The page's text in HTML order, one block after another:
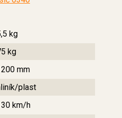
kg
kg
mm
plast
km/h